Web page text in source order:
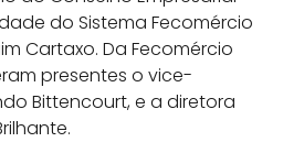
do Sistema Fecomércio
Cartaxo. Da Fecomércio
presentes o vice-
Bittencourt, e a diretora